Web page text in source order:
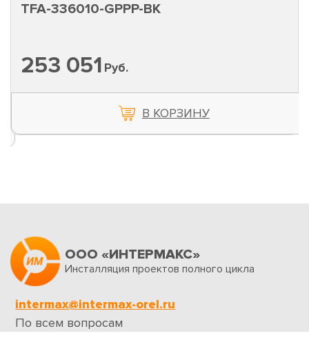
TFA-336010-GPPP-BK
253 051 Руб.
В КОРЗИНУ
ООО «ИНТЕРМАКС»
Инсталляция проектов полного цикла
intermax@intermax-orel.ru
По всем вопросам